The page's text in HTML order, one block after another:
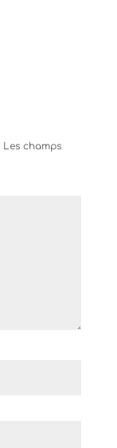
Les champs